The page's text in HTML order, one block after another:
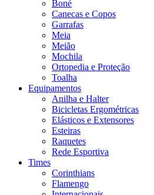
Boné
Canecas e Copos
Garrafas
Meia
Meião
Mochila
Ortopedia e Proteção
Toalha
Equipamentos
Anilha e Halter
Bicicletas Ergométricas
Elásticos e Extensores
Esteiras
Raquetes
Rede Esportiva
Times
Corinthians
Flamengo